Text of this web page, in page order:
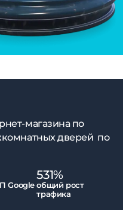
магазина по
дверей по
Google
531%
общий рост
трафика